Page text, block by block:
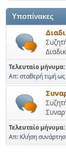
Υποπίνακες
Τελευταίο μήνυμα:
Απ: σταθερή τιμή
Τελευταίο μήνυμα:
Απ: Κλήση